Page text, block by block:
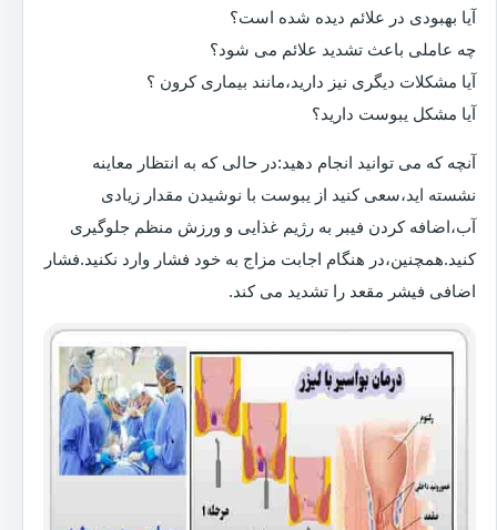
آیا بهبودی در علائم دیده شده است؟
چه عاملی باعث تشدید علائم می شود؟
آیا مشکلات دیگری نیز دارید،مانند بیماری کرون ؟
آیا مشکل یبوست دارید؟
آنچه که می توانید انجام دهید:در حالی که به انتظار معاینه
نشسته اید،سعی کنید از یبوست با نوشیدن مقدار زیادی
آب،اضافه کردن فیبر به رژیم غذایی و ورزش منظم جلوگیری
کنید.همچنین،در هنگام اجابت مزاج به خود فشار وارد نکنید.فشار
اضافی فیشر مقعد را تشدید می کند.